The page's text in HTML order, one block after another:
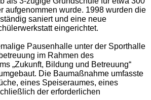
aufgenommen wurde. 1998 wurden die
saniert und eine neue
eingerichtet.
Pausenhalle unter der Sporthalle
im Rahmen des
„Zukunft, Bildung und Betreuung“
Die Baumaßnahme umfasste
eines Speiseraumes, eines
der erforderlichen